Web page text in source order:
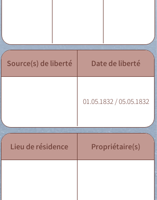
Source(s) de liberté Date de liberté
01.05.1832 / 05.05.1832
Lieu de résidence Propriétaire(s)